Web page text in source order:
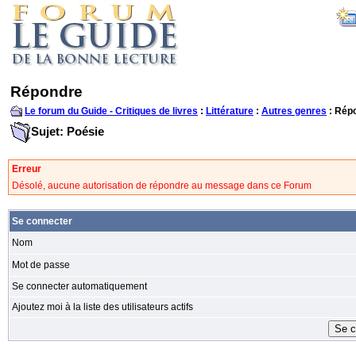
Répondre
Le forum du Guide - Critiques de livres : Littérature : Autres genres :
Sujet: Poésie
Erreur
Désolé, aucune autorisation de répondre au message dans ce Forum
Se connecter
Nom
Mot de passe
Se connecter automatiquement
Ajoutez moi à la liste des utilisateurs actifs